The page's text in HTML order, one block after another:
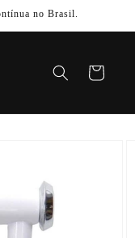
no Brasil.
Carrinho